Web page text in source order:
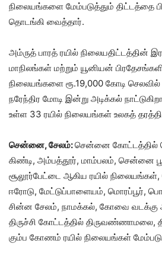
நிலையங்களை மேம்படுத்தும் திட்டத்தை
தொடங்கி வைத்தார்.
அம்ருத் பாரத் ரயில் நிலையதிட்டத்தின்
மாநிலங்கள் மற்றும் யூனியன்
நிலையங்களை ரூ.19,000 கோடி செலவில்
நரேந்திர மோடி இன்று அடிக்கல்
உள்ள 33 ரயில் நிலையங்கள் உலகத்
சென்னை, சேலம்:சென்னை கோட்டத்தில்
கிண்டி, அம்பத்தூர், மாம்பலம், சென்னை
சூலூர்பேட்டை ஆகிய ரயில்
ஈரோடு, மேட்டுப்பாளையம், மொரப்பூர்,
சின்ன சேலம், நாமக்கல், கோவை வடக்கு
திருச்சி கோட்டத்தில் திருவண்ணாமலை,
கும்ப கோணம் ரயில் நிலையங்கள்